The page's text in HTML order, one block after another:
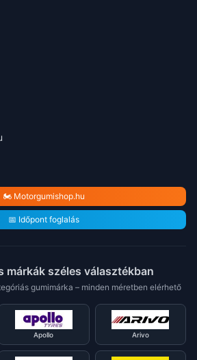
🏍️ Motorgumishop.hu
📅 Időpont foglalás
márkák széles választékban
gumimárka – minden méretben elérhető
Apollo Arivo